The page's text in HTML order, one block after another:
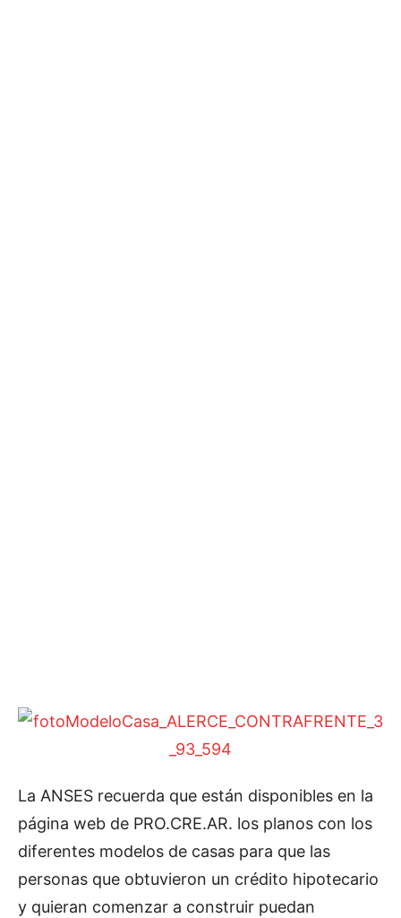
La ANSES recuerda que están disponibles en la
página web de PRO.CRE.AR. los planos con los
diferentes modelos de casas para que las
personas que obtuvieron un crédito hipotecario
y quieran comenzar a construir puedan